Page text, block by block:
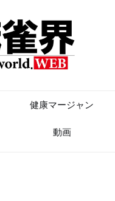
健康マージャン
動画